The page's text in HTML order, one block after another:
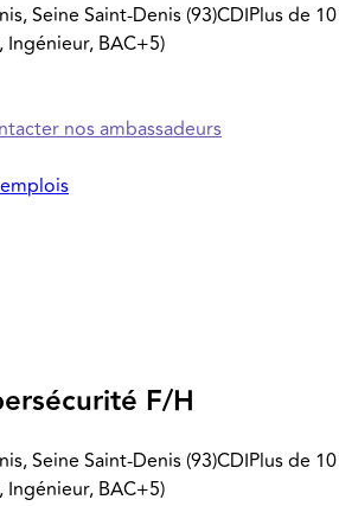
Seine Saint-Denis (93)CDIPlus de 10
Ingénieur, BAC+5)
nos ambassadeurs
F/H
Seine Saint-Denis (93)CDIPlus de 10
Ingénieur, BAC+5)